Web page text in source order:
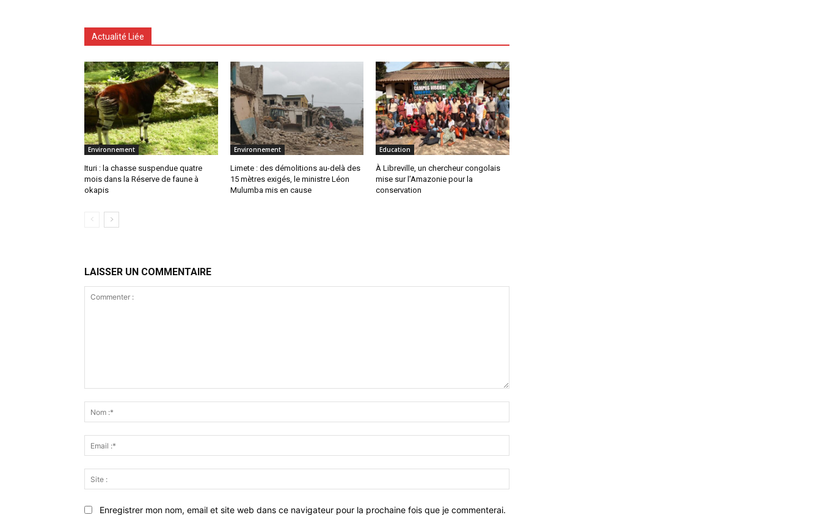
Actualité Liée
Environnement
Ituri : la chasse suspendue quatre
mois dans la Réserve de faune à
okapis
Environnement
Limete : des démolitions au-delà des
15 mètres exigés, le ministre Léon
Mulumba mis en cause
Education
À Libreville, un chercheur congolais
mise sur l’Amazonie pour la
conservation
LAISSER UN COMMENTAIRE
:*
:*
:
Enregistrer mon nom, email et site web dans ce navigateur pour la prochaine fois que je commenterai.